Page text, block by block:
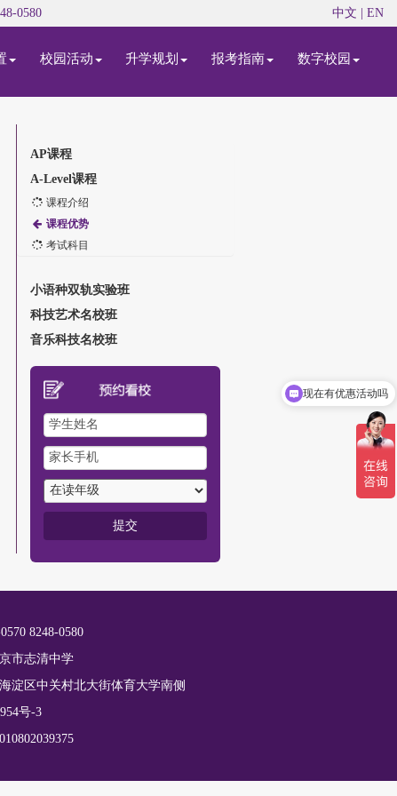
0580 中文 EN
校园活动 升学规划 报考指南 数字校园
AP课程
A-Level课程
课程介绍
课程优势
考试科目
小语种双轨实验班
科技艺术名校班
音乐科技名校班
8248-0580
市志清中学
淀区中关村北大街体育大学南侧
号-3
现在有优惠活动吗